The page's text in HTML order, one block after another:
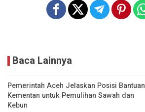
Baca Lainnya
Pemerintah Aceh Jelaskan Posisi Bantuan
Kementan untuk Pemulihan Sawah dan
Kebun